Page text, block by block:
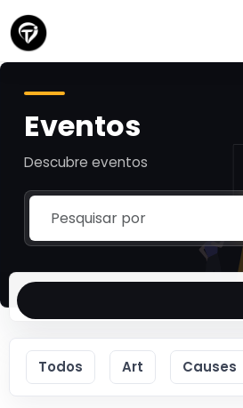
Eventos
Descubre eventos
Todos Art Causes